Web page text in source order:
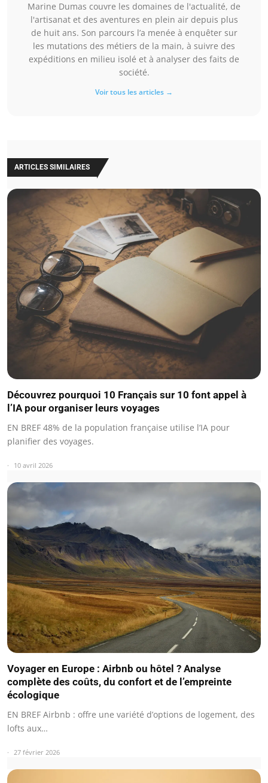
Marine Dumas couvre les domaines de l'actualité, de
l'artisanat et des aventures en plein air depuis plus
de huit ans. Son parcours l’a menée à enquêter sur
les mutations des métiers de la main, à suivre des
expéditions en milieu isolé et à analyser des faits de
société.
Voir tous les articles →
ARTICLES SIMILAIRES
Découvrez pourquoi 10 Français sur 10 font appel à
l’IA pour organiser leurs voyages
EN BREF 48% de la population française utilise l’IA pour
planifier des voyages.
10 avril 2026
Voyager en Europe : Airbnb ou hôtel ? Analyse
complète des coûts, du confort et de l’empreinte
écologique
EN BREF Airbnb : offre une variété d’options de logement, des
lofts aux…
27 février 2026